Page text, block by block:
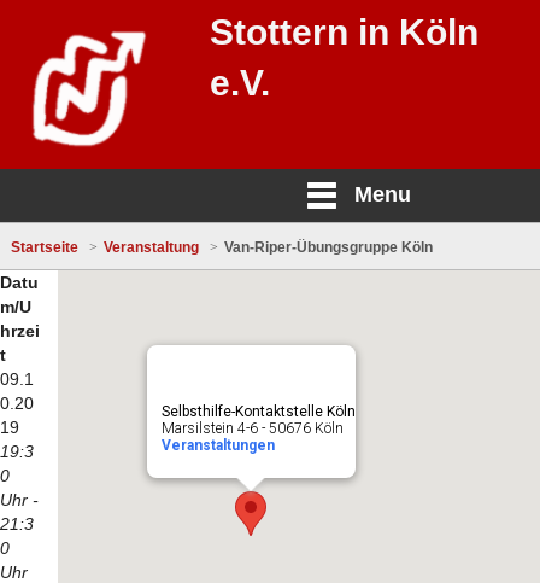
Stottern in Köln
e.V.
Menu
Startseite Veranstaltung Van-Riper-Übungsgruppe Köln
Selbsthilfe-Kontaktstelle Köln
Marsilstein 4-6 - 50676 Köln
Veranstaltungen
Datu
m/U
hrzei
t
09.1
0.20
19
19:3
0
Uhr -
21:3
0
Uhr